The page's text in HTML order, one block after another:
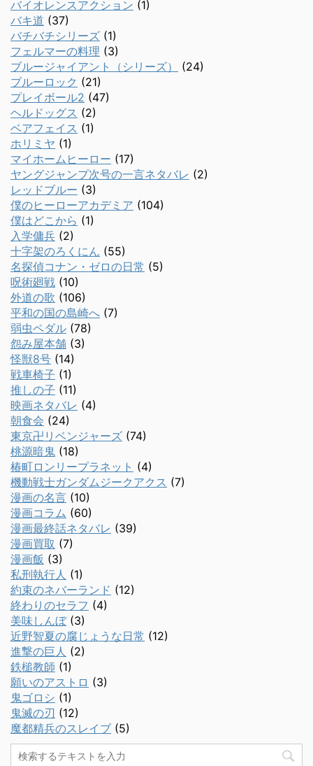
バイオレンスアクション (1)
バキ道 (37)
バチバチシリーズ (1)
フェルマーの料理 (3)
ブルージャイアント（シリーズ）
(24)
ブルーロック (21)
プレイボール2 (47)
ヘルドッグス (2)
ベアフェイス (1)
ホリミヤ (1)
マイホームヒーロー (17)
ヤングジャンプ次号の一言ネタバレ (2)
レッドブルー (3)
僕のヒーローアカデミア (104)
僕はどこから (1)
入学傭兵 (2)
十字架のろくにん (55)
名探偵コナン・ゼロの日常 (5)
呪術廻戦 (10)
外道の歌 (106)
平和の国の島崎へ (7)
弱虫ペダル (78)
怨み屋本舗 (3)
怪獣8号 (14)
戦車椅子 (1)
推しの子 (11)
映画ネタバレ (4)
朝食会 (24)
東京卍リベンジャーズ (74)
桃源暗鬼 (18)
椿町ロンリープラネット (4)
機動戦士ガンダムジークアクス (7)
漫画の名言 (10)
漫画コラム (60)
漫画最終話ネタバレ (39)
漫画買取 (7)
漫画飯 (3)
私刑執行人 (1)
約束のネバーランド (12)
終わりのセラフ (4)
美味しんぼ(3)
近野智夏の腐じょうな日常 (12)
進撃の巨人 (2)
鉄槌教師 (1)
願いのアストロ (3)
鬼ゴロシ (1)
鬼滅の刃 (12)
魔都精兵のスレイブ (5)